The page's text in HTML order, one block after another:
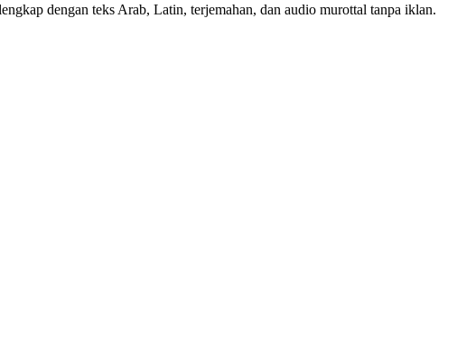
dengan teks Arab, Latin, terjemahan, dan audio murottal tanpa iklan.